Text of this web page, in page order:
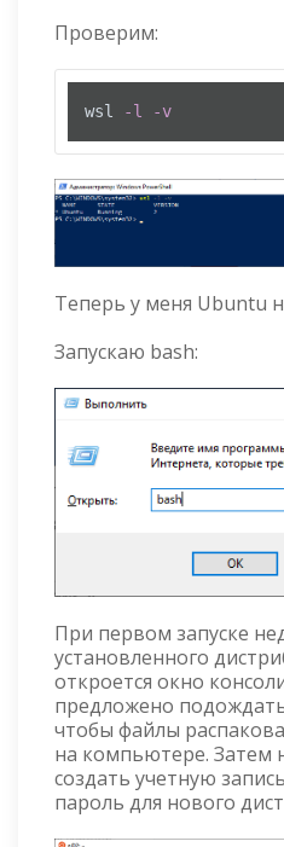
Проверим:
wsl -l -v
Теперь у меня Ubuntu
Запускаю bash:
При первом запуске
установленного
откроется окно
предложено
чтобы файлы
на компьютере. Затем
создать учетную
пароль для нового